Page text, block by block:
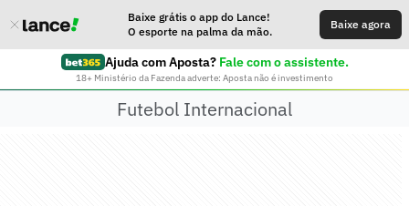
Baixe grátis o app do Lance!
O esporte na palma da mão.
Baixe agora
Ajuda com Aposta? Fale com o assistente.
18+ Ministério da Fazenda adverte: Aposta não é investimento
Futebol Internacional